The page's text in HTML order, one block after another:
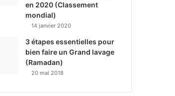
en 2020 (Classement
mondial)
14 janvier 2020
3 étapes essentielles pour
bien faire un Grand lavage
(Ramadan)
20 mai 2018